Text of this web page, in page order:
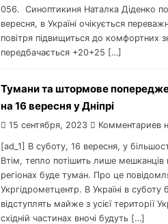
056. Синоптикиня Наталка Діденко
вересня, в Україні очікується
повітря підвищиться до комфортних
передбачається +20+25 […]
Тумани та штормове
на 16 вересня у Дніпрі
15 сентября, 2023 Комментариев
[ad_1] В суботу, 16 вересня, у
Втім, тепло потішить лише мешканців
регіонах буде туман. Про це
Укргідрометцентр. В Україні в
відступлять майже з усієї території
східній частинах вночі будуть […]